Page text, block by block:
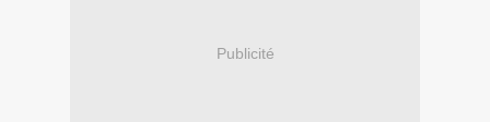
Publicité